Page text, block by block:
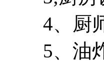
4、厨师
5、油炸